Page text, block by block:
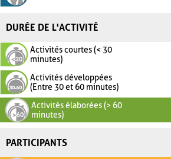
DURÉE DE L'ACTIVITÉ
Activités courtes (< 30
minutes)
Activités développées
(Entre 30 et 60 minutes)
Activités élaborées (> 60
minutes)
PARTICIPANTS